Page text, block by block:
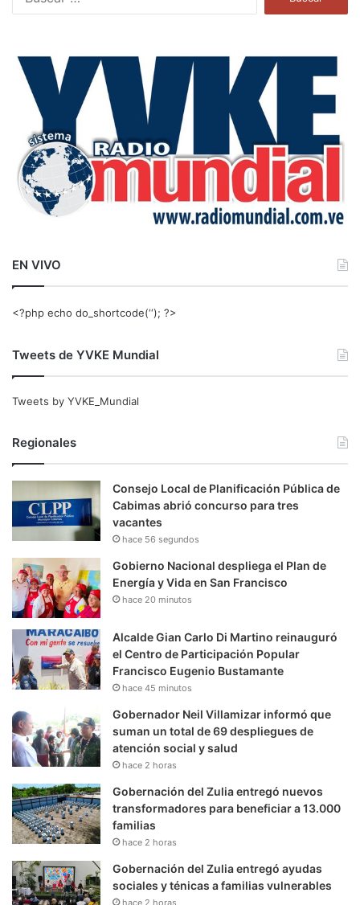
a
EN VIVO
<?php echo do_shortcode(‘‘); ?>
Tweets de YVKE Mundial
Tweets by YVKE_Mundial
Regionales
Consejo Local de Planificación Pública de
Cabimas abrió concurso para tres
vacantes
hace 56 segundos
Gobierno Nacional despliega el Plan de
Energía y Vida en San Francisco
hace 20 minutos
Alcalde Gian Carlo Di Martino reinauguró
el Centro de Participación Popular
Francisco Eugenio Bustamante
hace 45 minutos
Gobernador Neil Villamizar informó que
suman un total de 69 despliegues de
atención social y salud
hace 2 horas
Gobernación del Zulia entregó nuevos
transformadores para beneficiar a 13.000
familias
hace 2 horas
Gobernación del Zulia entregó ayudas
sociales y ténicas a familias vulnerables
hace 2 horas